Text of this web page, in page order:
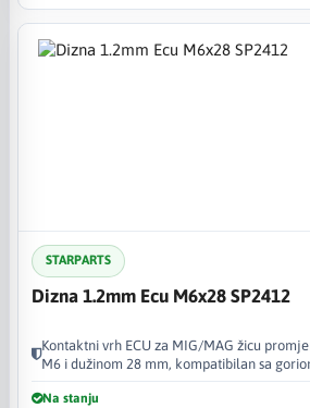
STARPARTS
Dizna 1.2mm Ecu M6x28 SP2412
Kontaktni vrh ECU za MIG/MAG žicu
M6 i dužinom 28 mm, kompatibilan sa
Na stanju